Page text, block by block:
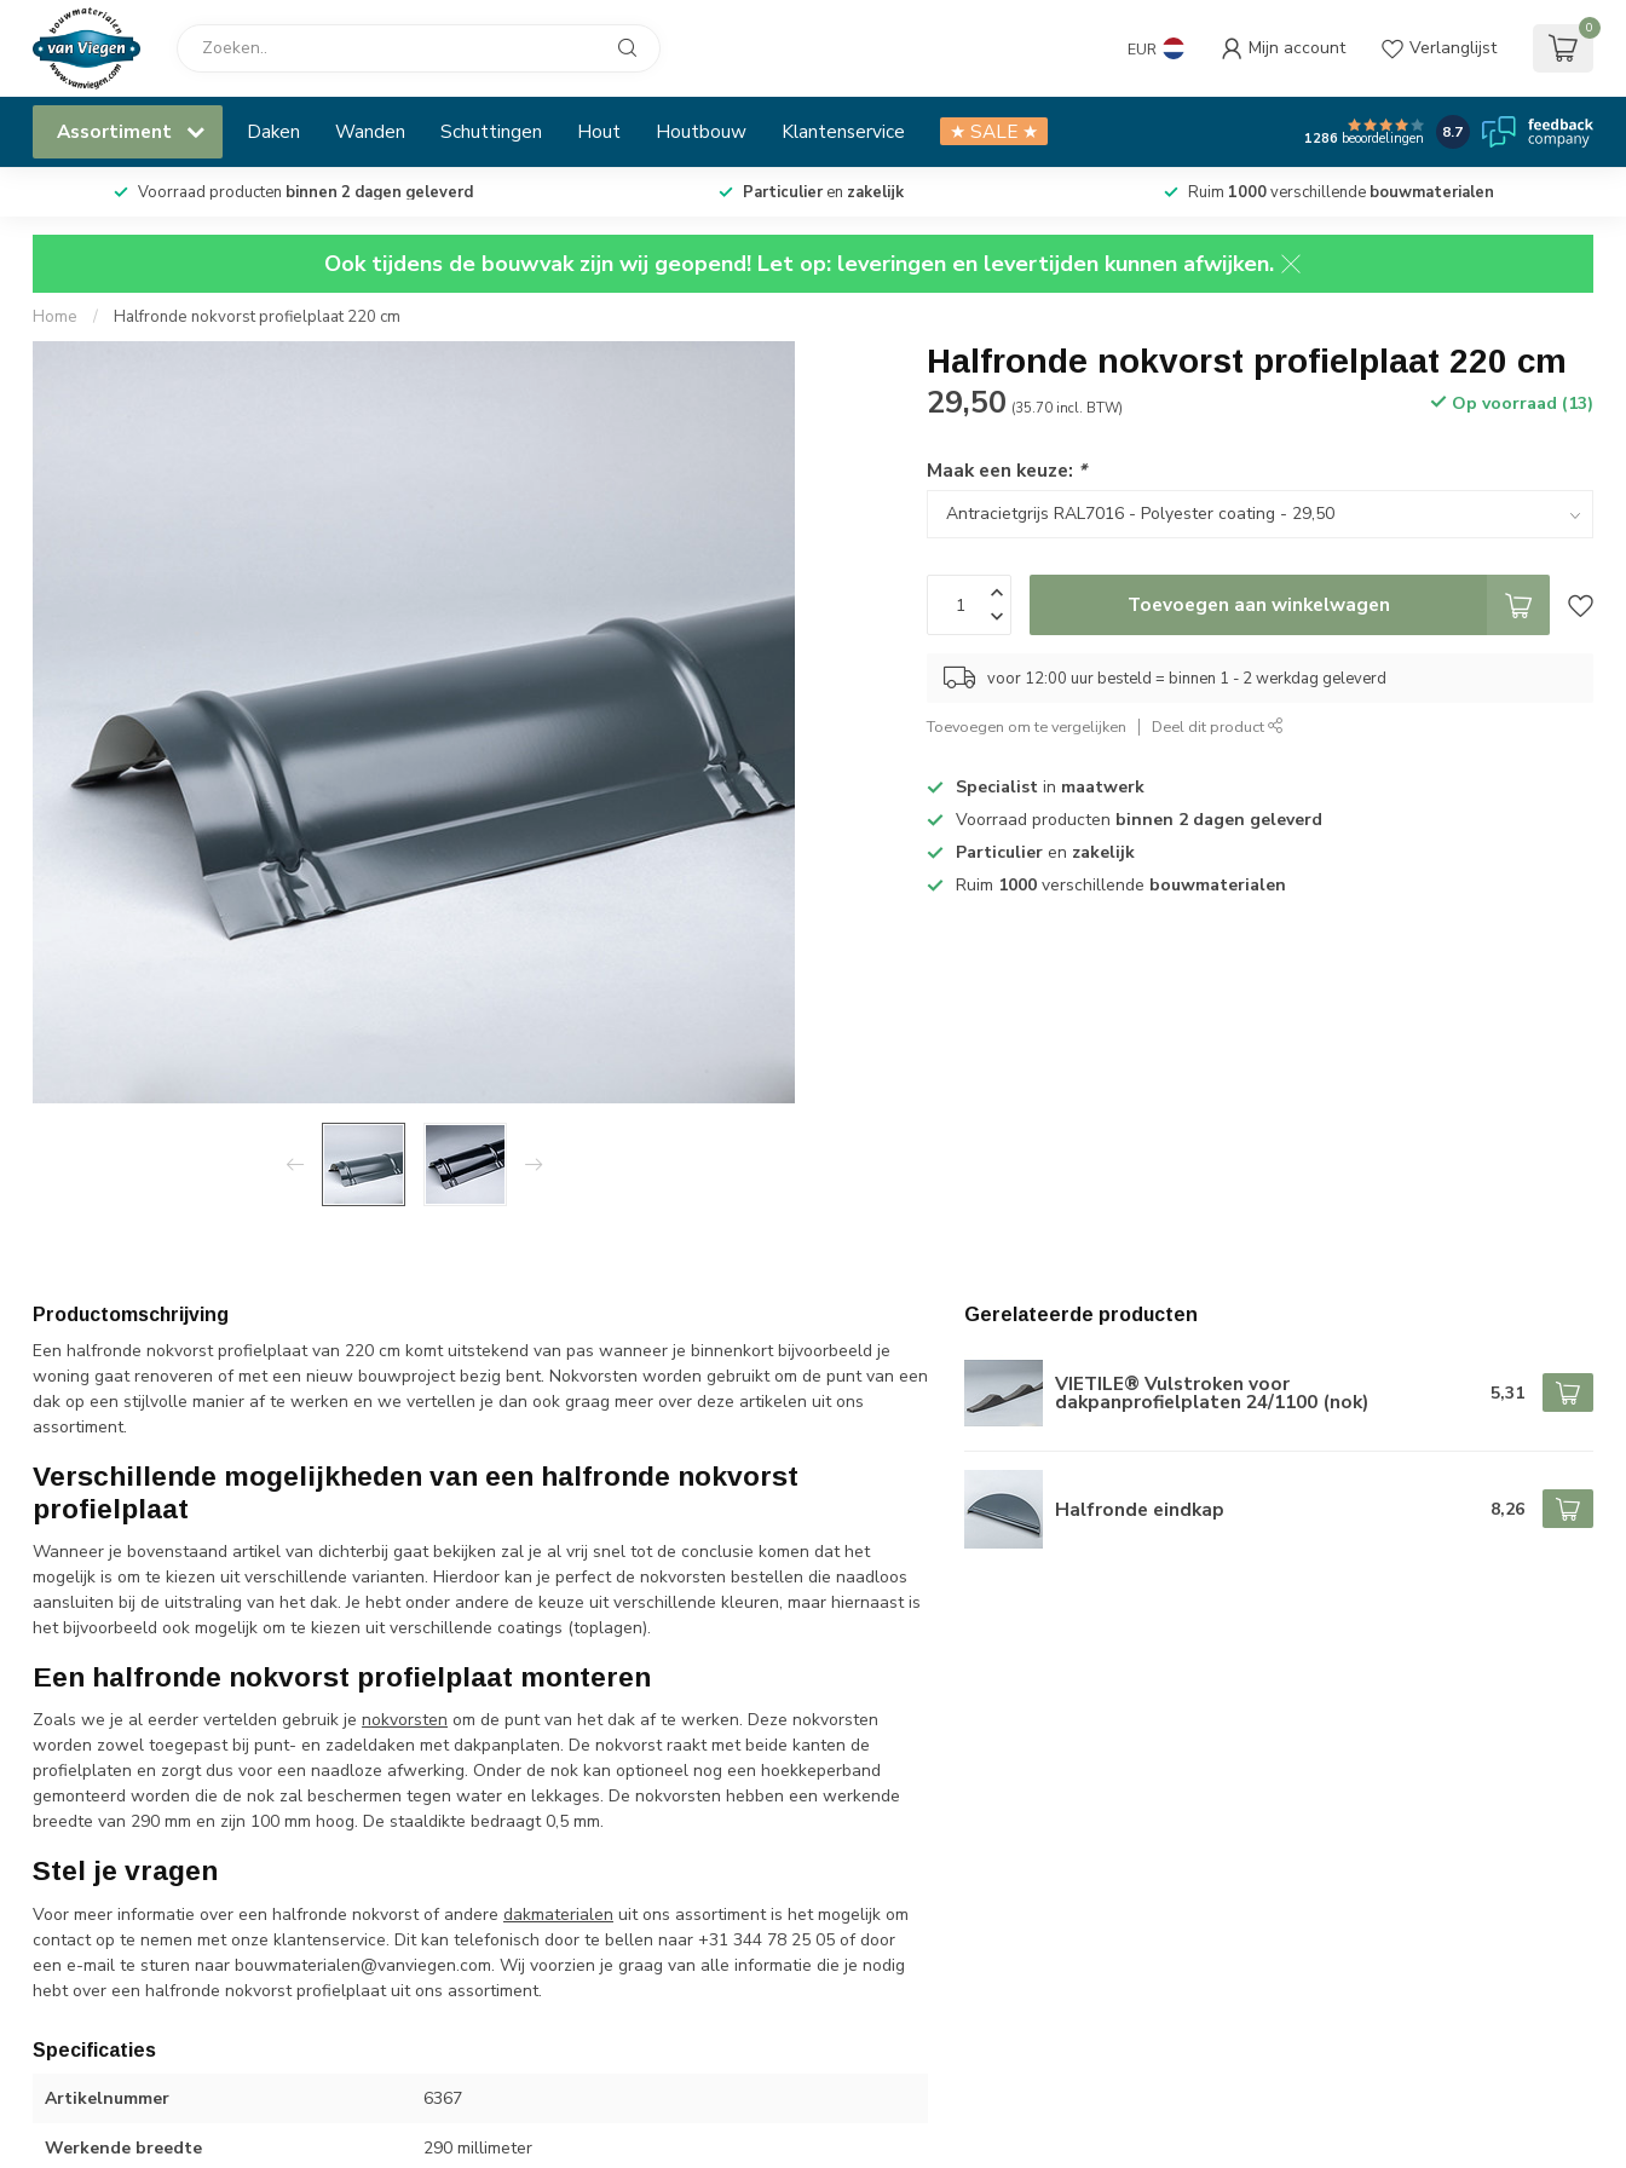
EUR Mijn account Verlanglijst
0
Assortiment Daken Wanden Schuttingen Hout Houtbouw Klantenservice ★ SALE ★ 1286 beoordelingen 8.7
Voorraad producten binnen 2 dagen geleverd Particulieren zakelijk Ruim 1000verschillende bouwmaterialen
Ook tijdens de bouwvak zijn wij geopend! Let op: leveringen en levertijden kunnen afwijken.
Home / Halfronde nokvorst profielplaat 220 cm
Halfronde nokvorst profielplaat 220 cm
29,50 (35.70 incl. BTW) Op voorraad (13)
Maak een keuze: *
Toevoegen aan winkelwagen
voor 12:00 uur besteld = binnen 1 - 2 werkdag geleverd
Toevoegen om te vergelijken Deel dit product
Specialist in maatwerk
Voorraad producten binnen 2 dagen geleverd
Particulier en zakelijk
Ruim 1000 verschillende bouwmaterialen
Productomschrijving
Een halfronde nokvorst profielplaat van 220 cm komt uitstekend van pas wanneer je binnenkort bijvoorbeeld je
woning gaat renoveren of met een nieuw bouwproject bezig bent. Nokvorsten worden gebruikt om de punt van een
dak op een stijlvolle manier af te werken en we vertellen je dan ook graag meer over deze artikelen uit ons
assortiment.
Verschillende mogelijkheden van een halfronde nokvorst
profielplaat
Wanneer je bovenstaand artikel van dichterbij gaat bekijken zal je al vrij snel tot de conclusie komen dat het
mogelijk is om te kiezen uit verschillende varianten. Hierdoor kan je perfect de nokvorsten bestellen die naadloos
aansluiten bij de uitstraling van het dak. Je hebt onder andere de keuze uit verschillende kleuren, maar hiernaast is
het bijvoorbeeld ook mogelijk om te kiezen uit verschillende coatings (toplagen).
Een halfronde nokvorst profielplaat monteren
Zoals we je al eerder vertelden gebruik je nokvorsten om de punt van het dak af te werken. Deze nokvorsten
worden zowel toegepast bij punt- en zadeldaken met dakpanplaten. De nokvorst raakt met beide kanten de
profielplaten en zorgt dus voor een naadloze afwerking. Onder de nok kan optioneel nog een hoekkeperband
gemonteerd worden die de nok zal beschermen tegen water en lekkages. De nokvorsten hebben een werkende
breedte van 290 mm en zijn 100 mm hoog. De staaldikte bedraagt 0,5 mm.
Stel je vragen
Voor meer informatie over een halfronde nokvorst of andere dakmaterialen uit ons assortiment is het mogelijk om
contact op te nemen met onze klantenservice. Dit kan telefonisch door te bellen naar +31 344 78 25 05 of door
een e-mail te sturen naar bouwmaterialen@vanviegen.com. Wij voorzien je graag van alle informatie die je nodig
hebt over een halfronde nokvorst profielplaat uit ons assortiment.
Specificaties
Artikelnummer 6367
Werkende breedte 290 millimeter
Gerelateerde producten
VIETILE® Vulstroken voor
dakpanprofielplaten 24/1100 (nok) 5,31
Halfronde eindkap 8,26